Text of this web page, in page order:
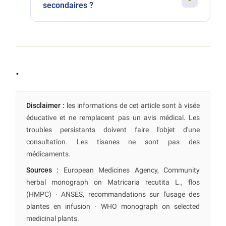
partagent l'essentiel des bienfaits, le choix est
delà, l'effet diurétique peut se faire sentir et il
secondaires ?
.
Disclaimer : les informations de cet article sont à visée
éducative et ne remplacent pas un avis médical. Les
troubles persistants doivent faire l'objet d'une
consultation. Les tisanes ne sont pas des
médicaments.
Sources : European Medicines Agency, Community
herbal monograph on Matricaria recutita L., flos
(HMPC) · ANSES, recommandations sur l'usage des
plantes en infusion · WHO monograph on selected
medicinal plants.